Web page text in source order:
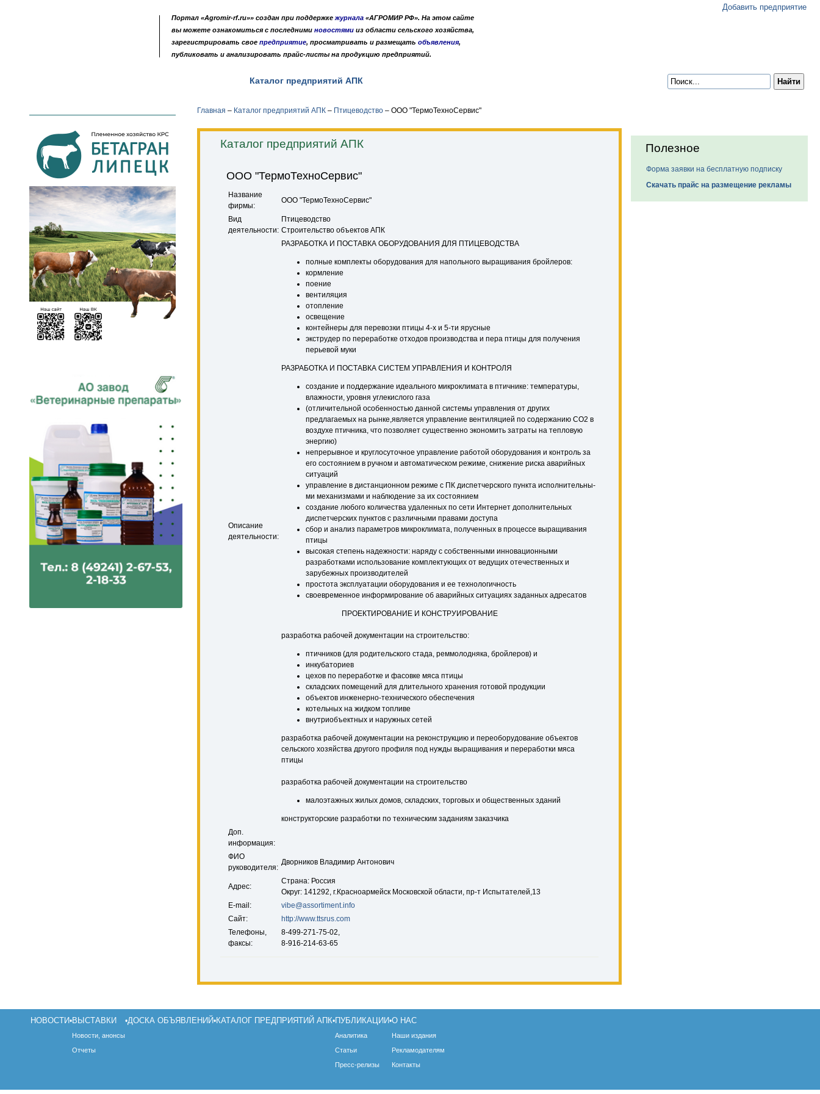
Добавить предприятие
Портал «Agromir-rf.ru»» создан при поддержке журнала «АГРОМИР РФ». На этом сайте
вы можете ознакомиться с последними новостями из области сельского хозяйства,
зарегистрировать свое предприятие, просматривать и размещать объявления,
публиковать и анализировать прайс-листы на продукцию предприятий.
Каталог предприятий АПК
Главная – Каталог предприятий АПК – Птицеводство – ООО "ТермоТехноСервис"
Каталог предприятий АПК
ООО "ТермоТехноСервис"
Название
фирмы:
ООО "ТермоТехноСервис"
Вид
деятельности:
Птицеводство
Строительство объектов АПК
Описание
деятельности:
РАЗРАБОТКА И ПОСТАВКА ОБОРУДОВАНИЯ ДЛЯ ПТИЦЕВОДСТВА
полные комплекты оборудования для напольного выращивания бройлеров:
кормление
поение
вентиляция
отопление
освещение
контейнеры для перевозки птицы 4-х и 5-ти ярусные
экструдер по переработке отходов производства и пера птицы для получения
перьевой муки
РАЗРАБОТКА И ПОСТАВКА СИСТЕМ УПРАВЛЕНИЯ И КОНТРОЛЯ
создание и поддержание идеального микроклимата в птичнике: температуры,
влажности, уровня углекислого газа
(отличительной особенностью данной системы управления от других
предлагаемых на рынке,является управление вентиляцией по содержанию СО2 в
воздухе птичника, что позволяет существенно экономить затраты на тепловую
энергию)
непрерывное и круглосуточное управление работой оборудования и контроль за
его состоянием в ручном и автоматическом режиме, снижение риска аварийных
ситуаций
управление в дистанционном режиме с ПК диспетчерского пункта исполнительны­
ми механизмами и наблюдение за их состоянием
создание любого количества удаленных по сети Интернет дополнительных
диспет­черских пунктов с различными правами доступа
сбор и анализ параметров микроклимата, полученных в процессе выращивания
птицы
высокая степень надежности: наряду с собственными инновационными
разработка­ми использование комплектующих от ведущих отечественных и
зарубежных произ­водителей
простота эксплуатации оборудования и ее технологичность
своевременное информирование об аварийных ситуациях заданных адресатов
ПРОЕКТИРОВАНИЕ И КОНСТРУИРОВАНИЕ
разработка рабочей документации на строительство:
птичников (для родительского стада, реммолодняка, бройлеров) и
инкубаториев
цехов по переработке и фасовке мяса птицы
складских помещений для длительного хранения готовой продукции
объектов инженерно-технического обеспечения
котельных на жидком топливе
внутриобъектных и наружных сетей
разработка рабочей документации на реконструкцию и переобору­дование объектов
сельского хозяйства другого профиля под нужды выращивания и переработки мяса
птицы
разработка рабочей документации на строительство
малоэтажных жилых домов, складских, торговых и общественных зданий
конструкторские разработки по техническим заданиям заказчика
Доп.
информация:
ФИО
руководителя:
Дворников Владимир Антонович
Адрес:
Страна: Россия
Округ: 141292, г.Красноармейск Московской области, пр-т Испытателей,13
E-mail:
vibe@assortiment.info
Сайт:
http://www.ttsrus.com
Телефоны,
факсы:
8-499-271-75-02,
8-916-214-63-65
Полезное
Форма заявки на бесплатную подписку
Скачать прайс на размещение рекламы
НОВОСТИ•ВЫСТАВКИ
Новости, анонсы
Отчеты
•ДОСКА ОБЪЯВЛЕНИЙ•КАТАЛОГ ПРЕДПРИЯТИЙ АПК•ПУБЛИКАЦИИ
Аналитика
Статьи
Пресс-релизы
•О НАС
Наши издания
Рекламодателям
Контакты